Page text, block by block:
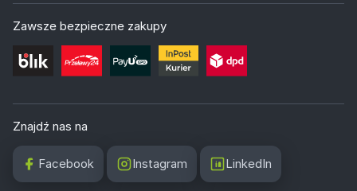
Zawsze bezpieczne zakupy
Znajdź nas na
Facebook Instagram LinkedIn